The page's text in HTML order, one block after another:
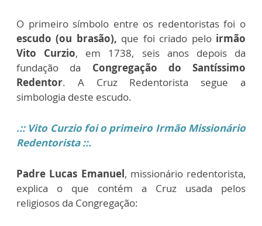
O primeiro símbolo entre os redentoristas foi o
escudo (ou brasão), que foi criado peloirmão
Vito Curzio, em 1738, seis anos depois da
fundação da Congregação do Santíssimo
Redentor. A Cruz Redentorista segue a
simbologia deste escudo.
.:: Vito Curzio foi o primeiro Irmão Missionário
Redentorista::.
Padre Lucas Emanuel, missionário redentorista,
explica o que contém a Cruz usada pelos
religiosos da Congregação: